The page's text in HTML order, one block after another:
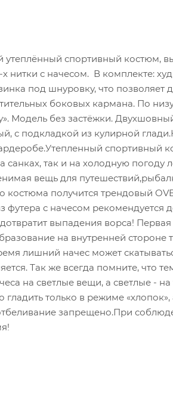
спортивный костюм,
х нитки с начесом. В комплекте:
под шнуровку, что позволяет
боковых кармана. По
Модель без застёжки.
с подкладкой из кулирной
спортивный
санках, так и на холодную погоду
вещь для
костюма получится трендовый
футера с начесом рекомендуется
выпадения ворса!
на внутренней
лишний начес может
Так же всегда помните, что
на светлые вещи, а светлые -
только в режиме
запрещено.При